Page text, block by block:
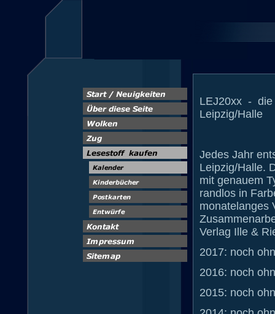
LEJ20xx - die
Leipzig/Halle
Jedes Jahr
Leipzig/Halle.
mit genauem
randlos in
monatelanges
Verlag Ille &
2017: noch
2016: noch
2015: noch